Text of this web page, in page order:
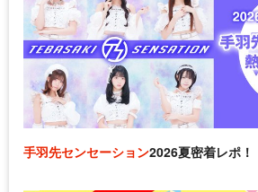
手羽先センセーション2026夏密着レポ！